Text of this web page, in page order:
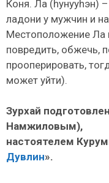
Коня. Ла (hунууhэн)
ладони у мужчин и
Местоположение Ла
повредить, обжечь,
прооперировать,
может уйти).
Зурхай
Намжиловым),
настоятелем
Дувлин».